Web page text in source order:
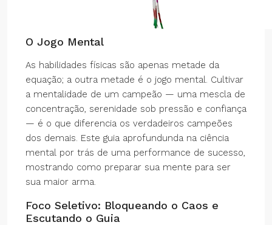
O Jogo Mental
As habilidades físicas são apenas metade da
equação; a outra metade é o jogo mental. Cultivar
a mentalidade de um campeão — uma mescla de
concentração, serenidade sob pressão e confiança
— é o que diferencia os verdadeiros campeões
dos demais. Este guia aprofundunda na ciência
mental por trás de uma performance de sucesso,
mostrando como preparar sua mente para ser
sua maior arma.
Foco Seletivo: Bloqueando o Caos e
Escutando o Guia